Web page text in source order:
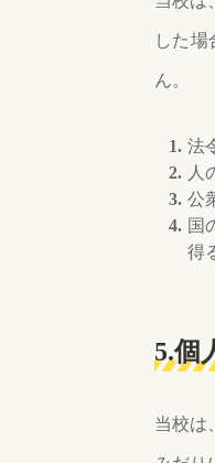
した
ん。
法
人
公
国
得
5.個
当校は